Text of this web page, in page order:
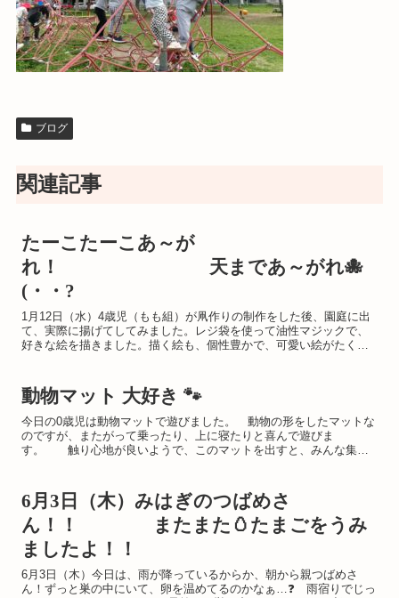
ブログ
関連記事
たーこたーこあ～が
れ！ 天まであ～がれ🐙
(・・?
1月12日（水）4歳児（もも組）が凧作りの制作をした後、園庭に出
て、実際に揚げてしてみました。レジ袋を使って油性マジックで、
好きな絵を描きました。描く絵も、個性豊かで、可愛い絵がたくさ
動物マット 大好き 🐾
今日の0歳児は動物マットで遊びました。 動物の形をしたマットな
のですが、またがって乗ったり、上に寝たりと喜んで遊びま
す。 触り心地が良いようで、このマットを出すと、みんな集ま
6月3日（木）みはぎのつばめさ
ん！！ またまた🥚たまごをうみ
ましたよ！！
6月3日（木）今日は、雨が降っているからか、朝から親つばめさ
ん！ずっと巣の中にいて、卵を温めてるのかなぁ…❓ 雨宿りでじっ